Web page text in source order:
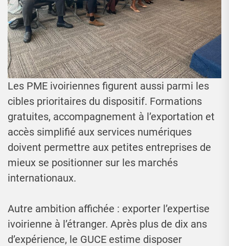
Les PME ivoiriennes figurent aussi parmi les
cibles prioritaires du dispositif. Formations
gratuites, accompagnement à l’exportation et
accès simplifié aux services numériques
doivent permettre aux petites entreprises de
mieux se positionner sur les marchés
internationaux.
Autre ambition affichée : exporter l’expertise
ivoirienne à l’étranger. Après plus de dix ans
d’expérience, le GUCE estime disposer